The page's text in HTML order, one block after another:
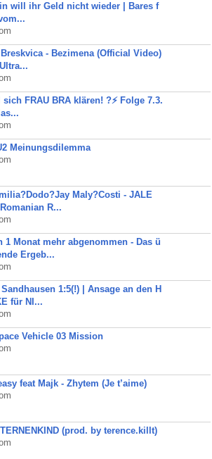
will ihr Geld nicht wieder | Bares f
- Bezimena (Official Video)
sich FRAU BRA klären! ?⚡️ Folge 7.3.
Meinungsdilemma
Maly?Costi - JALE
R...
1 Monat mehr abgenommen - Das ü
Ergeb...
Sandhausen 1:5(!) | Ansage an den H
für NI...
Vehicle 03 Mission
feat Majk - Zhytem (Je t’aime)
(prod. by terence.killt)